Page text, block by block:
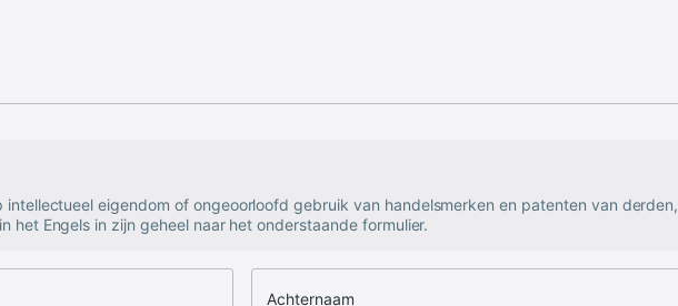
intellectueel eigendom of ongeoorloofd gebruik van handelsmerken en patenten van derden,
het Engels in zijn geheel naar het onderstaande formulier.
Achternaam